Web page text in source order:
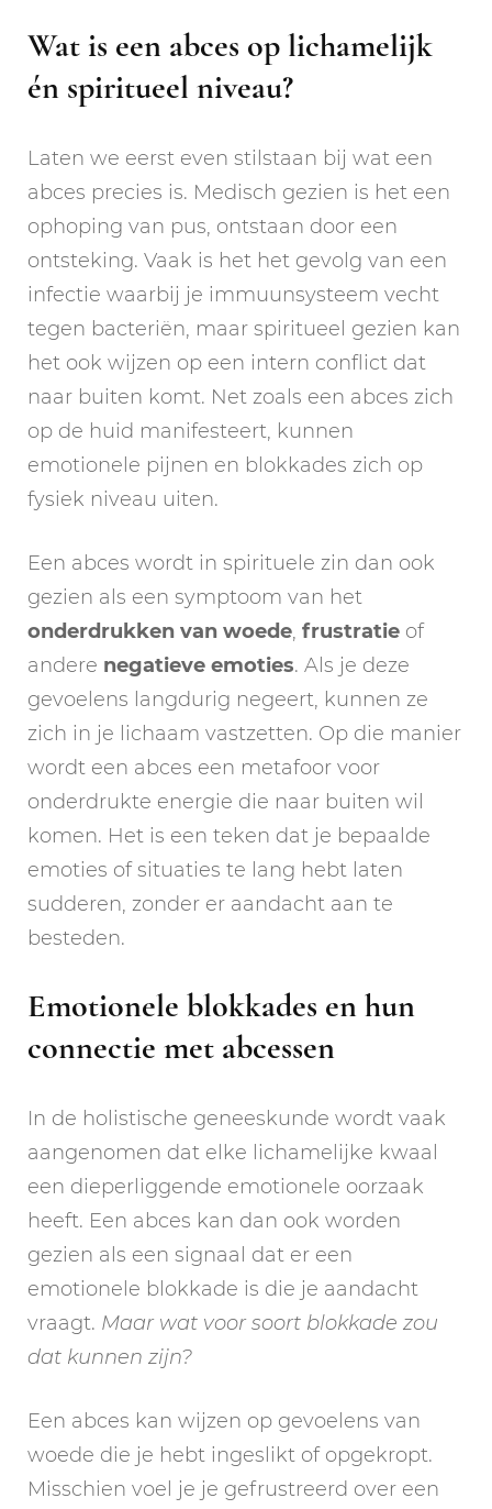
Wat is een abces op lichamelijk
én spiritueel niveau?
Laten we eerst even stilstaan bij wat een
abces precies is. Medisch gezien is het een
ophoping van pus, ontstaan door een
ontsteking. Vaak is het het gevolg van een
infectie waarbij je immuunsysteem vecht
tegen bacteriën, maar spiritueel gezien kan
het ook wijzen op een intern conflict dat
naar buiten komt. Net zoals een abces zich
op de huid manifesteert, kunnen
emotionele pijnen en blokkades zich op
fysiek niveau uiten.
Een abces wordt in spirituele zin dan ook
gezien als een symptoom van het
onderdrukken van woede, frustratie of
andere negatieve emoties. Als je deze
gevoelens langdurig negeert, kunnen ze
zich in je lichaam vastzetten. Op die manier
wordt een abces een metafoor voor
onderdrukte energie die naar buiten wil
komen. Het is een teken dat je bepaalde
emoties of situaties te lang hebt laten
sudderen, zonder er aandacht aan te
besteden.
Emotionele blokkades en hun
connectie met abcessen
In de holistische geneeskunde wordt vaak
aangenomen dat elke lichamelijke kwaal
een dieperliggende emotionele oorzaak
heeft. Een abces kan dan ook worden
gezien als een signaal dat er een
emotionele blokkade is die je aandacht
vraagt. Maar wat voor soort blokkade zou
dat kunnen zijn?
Een abces kan wijzen op gevoelens van
woede die je hebt ingeslikt of opgekropt.
Misschien voel je je gefrustreerd over een